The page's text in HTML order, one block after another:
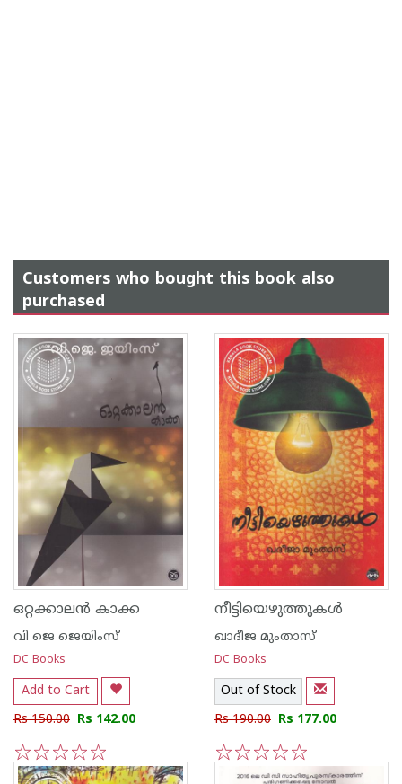
Customers who bought this book also
purchased
ഒറ്റക്കാല‌ന്‍ കാക്ക
വി ജെ ജെയിംസ്‌
DC Books
Add to Cart
Rs 150.00 Rs 142.00
5
4
3
2
1
നീട്ടിയെഴുത്തുകള്‍
ഖാദീജ മുംതാസ്
DC Books
Out of Stock
Rs 190.00 Rs 177.00
4